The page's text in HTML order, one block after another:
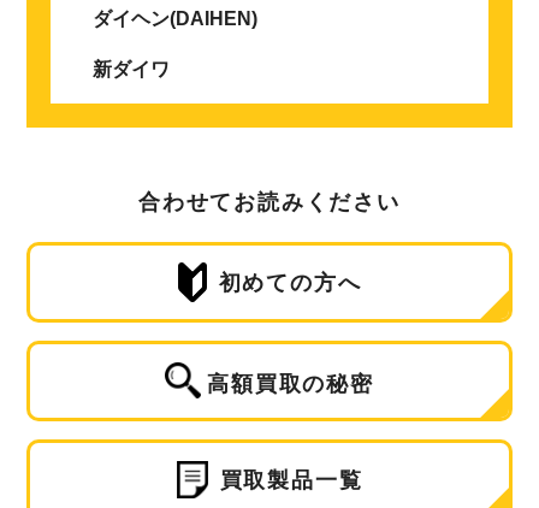
ダイヘン(DAIHEN)
新ダイワ
合わせてお読みください
初めての方へ
高額買取の秘密
買取製品一覧